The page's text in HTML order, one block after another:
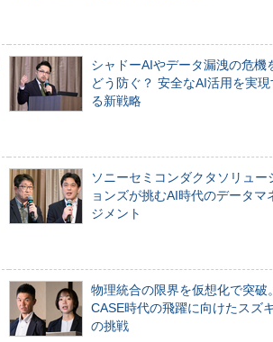
シャドーAIやデータ漏洩の危機
どう防ぐ？ 安全なAI活用を実現
る新戦略
ソニーセミコンダクタソリュー
ョンズが挑むAI時代のデータマ
ジメント
物理統合の限界を仮想化で突破。
CASE時代の飛躍に向けたスズ
の挑戦